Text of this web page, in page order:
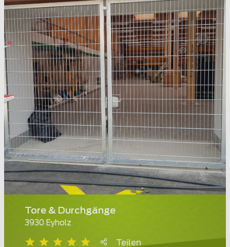
Tore & Durchgänge
3930 Eyholz
Teilen